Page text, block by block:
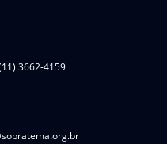
3662-4159